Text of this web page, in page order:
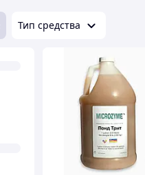
Тип средства